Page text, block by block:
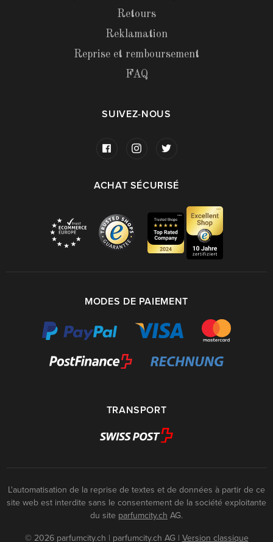
Retours
Reklamation
Reprise et remboursement
FAQ
SUIVEZ-NOUS
ACHAT SÉCURISÉ
MODES DE PAIEMENT
TRANSPORT
L'automatisation de la reprise de textes et de données à partir de ce
site web est interdite sans le consentement de la société exploitante
du site parfumcity.ch AG.
© 2026 parfumcity.ch | parfumcity.ch AG | Version classique